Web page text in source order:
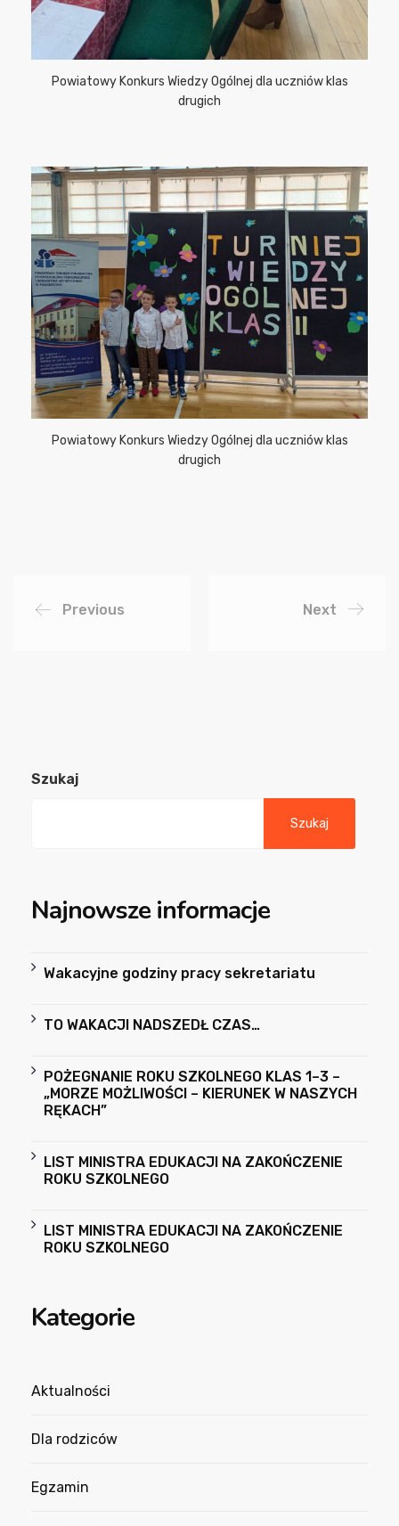
Powiatowy Konkurs Wiedzy Ogólnej dla uczniów klas
drugich
Powiatowy Konkurs Wiedzy Ogólnej dla uczniów klas
drugich
Previous Next
Szukaj
Szukaj
Najnowsze informacje
Wakacyjne godziny pracy sekretariatu
TO WAKACJI NADSZEDŁ CZAS…
POŻEGNANIE ROKU SZKOLNEGO KLAS 1–3 –
„MORZE MOŻLIWOŚCI – KIERUNEK W NASZYCH
RĘKACH”
LIST MINISTRA EDUKACJI NA ZAKOŃCZENIE
ROKU SZKOLNEGO
LIST MINISTRA EDUKACJI NA ZAKOŃCZENIE
ROKU SZKOLNEGO
Kategorie
Aktualności
Dla rodziców
Egzamin